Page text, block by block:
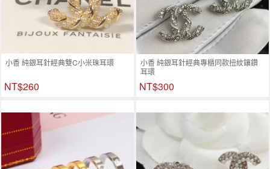
小香 純銀耳針經典雙C小米珠耳環
NT$260
小香 純銀耳針經典專櫃同款扭紋鑲鑽
耳環
NT$300